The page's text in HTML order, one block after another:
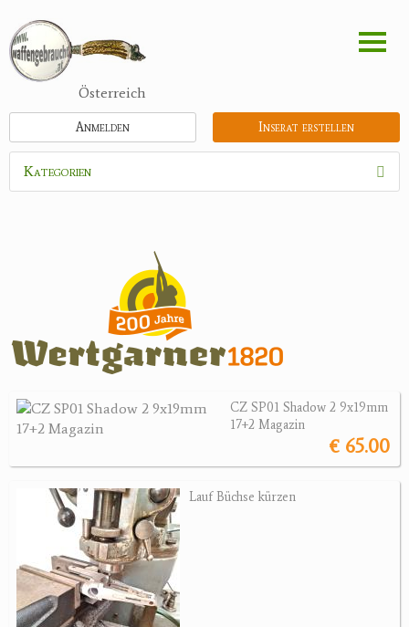
zum
Inhalt
Österreich
Inserat erstellen
Anmelden
Kategorien
Zubehör
Jagdangebote
Bücher, Videos
Antikes
Geschenke
Reviereinrichtungen
CZ SP01 Shadow 2 9x19mm
17+2 Magazin
€ 65.00
Lauf Büchse kürzen